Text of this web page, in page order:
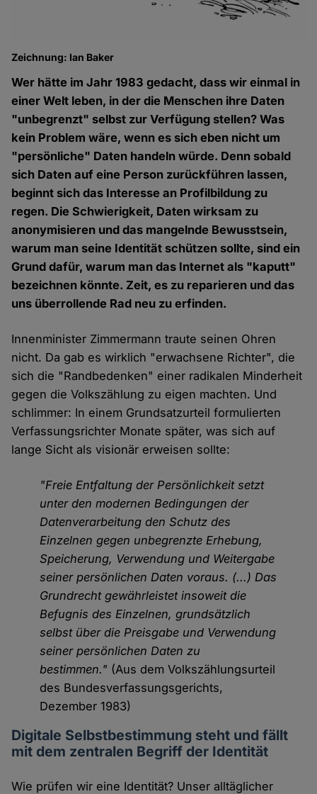
Zeichnung: Ian Baker
Wer hätte im Jahr 1983 gedacht, dass wir einmal in
einer Welt leben, in der die Menschen ihre Daten
"unbegrenzt" selbst zur Verfügung stellen? Was
kein Problem wäre, wenn es sich eben nicht um
"persönliche" Daten handeln würde. Denn sobald
sich Daten auf eine Person zurückführen lassen,
beginnt sich das Interesse an Profilbildung zu
regen. Die Schwierigkeit, Daten wirksam zu
anonymisieren und das mangelnde Bewusstsein,
warum man seine Identität schützen sollte, sind ein
Grund dafür, warum man das Internet als "kaputt"
bezeichnen könnte. Zeit, es zu reparieren und das
uns überrollende Rad neu zu erfinden.
Innenminister Zimmermann traute seinen Ohren
nicht. Da gab es wirklich "erwachsene Richter", die
sich die "Randbedenken" einer radikalen Minderheit
gegen die Volkszählung zu eigen machten. Und
schlimmer: In einem Grundsatzurteil formulierten
Verfassungsrichter Monate später, was sich auf
lange Sicht als visionär erweisen sollte:
"Freie Entfaltung der Persönlichkeit setzt
unter den modernen Bedingungen der
Datenverarbeitung den Schutz des
Einzelnen gegen unbegrenzte Erhebung,
Speicherung, Verwendung und Weitergabe
seiner persönlichen Daten voraus. (...) Das
Grundrecht gewährleistet insoweit die
Befugnis des Einzelnen, grundsätzlich
selbst über die Preisgabe und Verwendung
seiner persönlichen Daten zu
bestimmen." (Aus dem Volkszählungsurteil
des Bundesverfassungsgerichts,
Dezember 1983)
Digitale Selbstbestimmung steht und fällt
mit dem zentralen Begriff der Identität
Wie prüfen wir eine Identität? Unser alltäglicher